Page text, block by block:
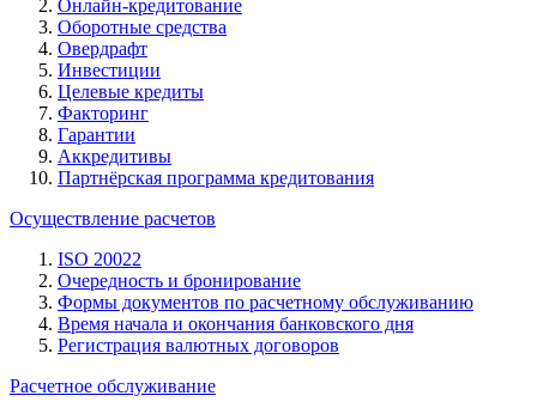
Онлайн-кредитование
Оборотные средства
Овердрафт
Инвестиции
Целевые кредиты
Факторинг
Гарантии
Аккредитивы
Партнёрская программа кредитования
Осуществление расчетов
ISO 20022
Очередность и бронирование
Формы документов по расчетному обслуживанию
Время начала и окончания банковского дня
Регистрация валютных договоров
Расчетное обслуживание